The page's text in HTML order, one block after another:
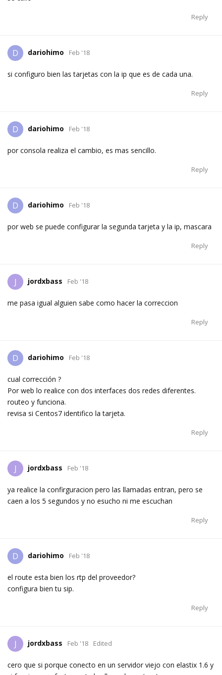
Reply
D dariohimo Feb '18
si configuro bien las tarjetas con la ip que es de cada una.
Reply
D dariohimo Feb '18
por consola realiza el cambio, es mas sencillo.
Reply
D dariohimo Feb '18
por web se puede configurar la segunda tarjeta y la ip, mascara
Reply
J jordxbass Feb '18
me pasa igual alguien sabe como hacer la correccion
Reply
D dariohimo Feb '18
cual corrección ?
Por web lo realice con dos interfaces dos redes diferentes.
routeo y funciona.
revisa si Centos7 identifico la tarjeta.
Reply
J jordxbass Feb '18
ya realice la confirguracion pero las llamadas entran, pero se
caen a los 5 segundos y no esucho ni me escuchan
Reply
D dariohimo Feb '18
el route esta bien los rtp del proveedor?
configura bien tu sip.
Reply
J jordxbass Feb '18 Edited
cero que si porque conecto en un servidor viejo con elastix 1.6 y